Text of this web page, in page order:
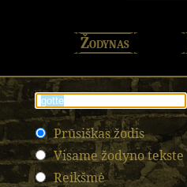
Žodynas
Prūsiškas žodis
Visame žodyno tekste
Reikšmė